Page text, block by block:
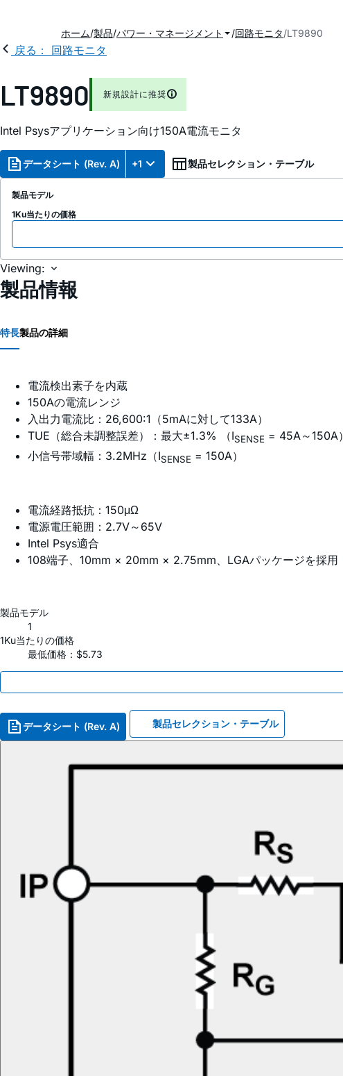
ホーム 製品 パワー・マネージメント 回路モニタ LT9890
戻る： 回路モニタ
LT9890 新規設計に推奨
Intel Psysアプリケーション向け150A電流モニタ
データシート (Rev. A) +1 製品セレクション・テーブル
製品モデル
1Ku当たりの価格
Viewing:
製品情報
特長製品の詳細
電流検出素子を内蔵
150Aの電流レンジ
入出力電流比：26,600:1（5mAに対して133A）
TUE（総合未調整誤差）：最大±1.3% （ISENSE = 45A～150A）
小信号帯域幅：3.2MHz（ISENSE = 150A）
電流経路抵抗：150μΩ
電源電圧範囲：2.7V～65V
Intel Psys適合
108端子、10mm × 20mm × 2.75mm、LGAパッケージを採用
製品モデル
1
1Ku当たりの価格
最低価格：$5.73
データシート (Rev. A) 製品セレクション・テーブル